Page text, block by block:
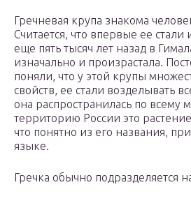
Гречневая крупа знакома
Считается, что впервые ее стали
еще пять тысяч лет назад в
изначально и произрастала.
поняли, что у этой крупы
свойств, ее стали возделывать
она распространилась по всему
территорию России это
что понятно из его названия,
языке.
Гречка обычно подразделяется